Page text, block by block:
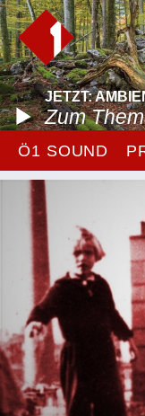
JETZT:
Zum
Ö1 SOUND